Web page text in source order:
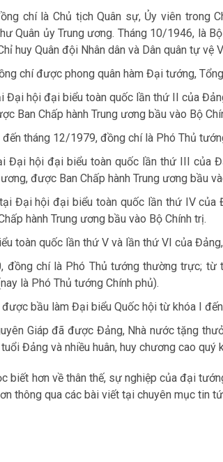
chí là Chủ tịch Quân sự, Ủy viên trong
Quân ủy Trung ương. Tháng 10/1946, là
huy Quân đội Nhân dân và Dân quân tự vệ
chí được phong quân hàm Đại tướng,
Đại hội đại biểu toàn quốc lần thứ II của
Ban Chấp hành Trung ương bầu vào Bộ
tháng 12/1979, đồng chí là Phó Thủ
Đại hội đại biểu toàn quốc lần thứ III của
được Ban Chấp hành Trung ương bầu
Đại hội đại biểu toàn quốc lần thứ IV của
hành Trung ương bầu vào Bộ Chính trị.
toàn quốc lần thứ V và lần thứ VI của
đồng chí là Phó Thủ tướng thường trực;
là Phó Thủ tướng Chính phủ).
bầu làm Đại biểu Quốc hội từ khóa I
Giáp đã được Đảng, Nhà nước tặng
Đảng và nhiều huân, huy chương cao quý
biết hơn về thân thế, sự nghiệp của đại
thông qua các bài viết tại chuyên mục tin